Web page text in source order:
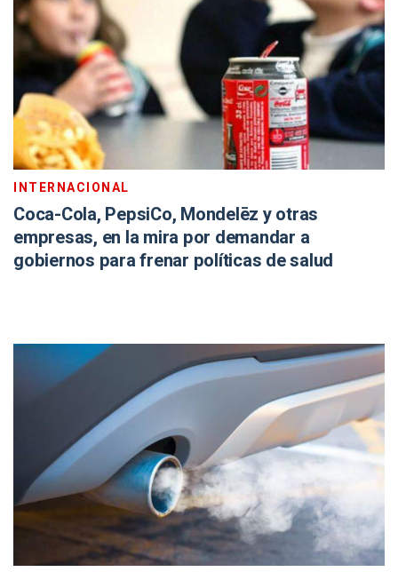
INTERNACIONAL
Coca-Cola, PepsiCo, Mondelēz y otras
empresas, en la mira por demandar a
gobiernos para frenar políticas de salud